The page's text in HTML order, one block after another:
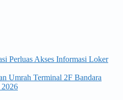
Perluas Akses Informasi Loker
Umrah Terminal 2F Bandara